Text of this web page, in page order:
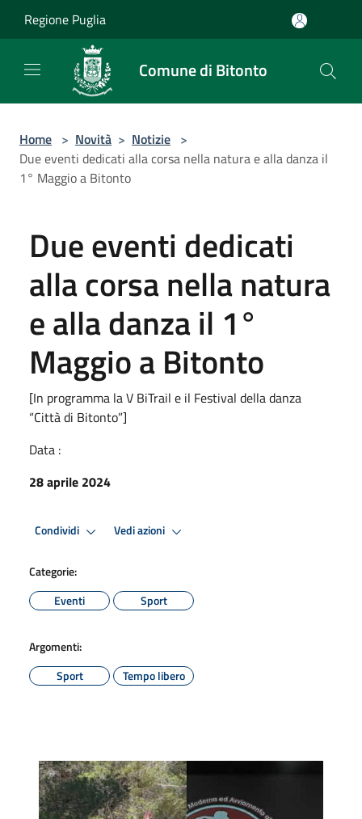
Regione Puglia
Comune di Bitonto
Home > Novità > Notizie >
Due eventi dedicati alla corsa nella natura e alla danza il
1° Maggio a Bitonto
Due eventi dedicati
alla corsa nella natura
e alla danza il 1°
Maggio a Bitonto
[In programma la V BiTrail e il Festival della danza
“Città di Bitonto”]
Data :
28 aprile 2024
Condividi Vedi azioni
Categorie:
Eventi
Sport
Argomenti:
Sport
Tempo libero